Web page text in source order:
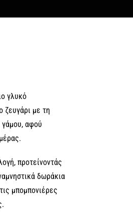
γλυκό
ζευγάρι με τη
γάμου, αφού
προτείνοντάς
δωράκια
μπομπονιέρες